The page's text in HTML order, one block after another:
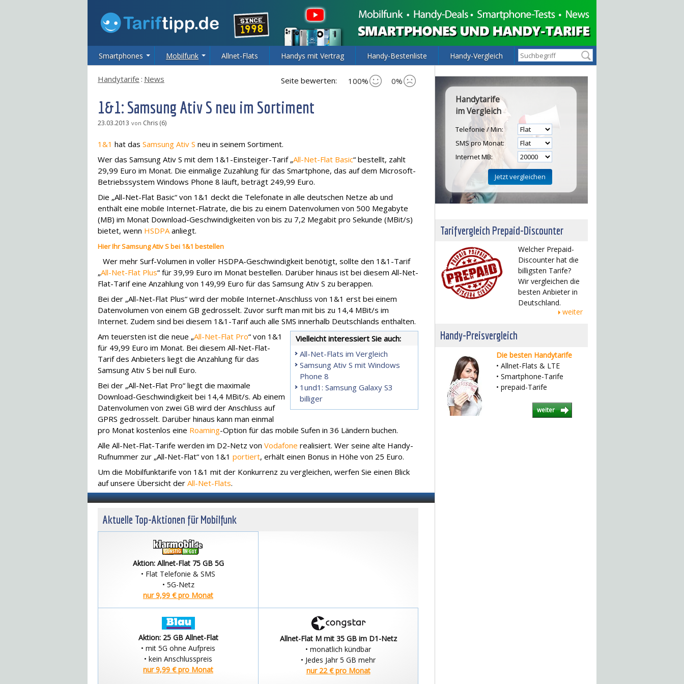
Smartphones Mobilfunk Allnet-Flats Handys mit Vertrag Handy-Bestenliste Handy-Vergleich
Seite bewerten: 100% 0%
Handytarife : News
1&1: Samsung Ativ S neu im Sortiment
23.03.2013 von Chris (6)
1&1 hat das Samsung Ativ S neu in seinem Sortiment.
Wer das Samsung Ativ S mit dem 1&1-Einsteiger-Tarif „All-Net-Flat Basic“ bestellt, zahlt
29,99 Euro im Monat. Die einmalige Zuzahlung für das Smartphone, das auf dem Microsoft-
Betriebssystem Windows Phone 8 läuft, beträgt 249,99 Euro.
Die „All-Net-Flat Basic“ von 1&1 deckt die Telefonate in alle deutschen Netze ab und
enthält eine mobile Internet-Flatrate, die bis zu einem Datenvolumen von 500 Megabyte
(MB) im Monat Download-Geschwindigkeiten von bis zu 7,2 Megabit pro Sekunde (MBit/s)
bietet, wenn HSDPAanliegt.
Hier Ihr Samsung Ativ S bei 1&1 bestellen
Wer mehr Surf-Volumen in voller HSDPA-Geschwindigkeit benötigt, sollte den 1&1-Tarif
„All-Net-Flat Plus“ für 39,99 Euro im Monat bestellen. Darüber hinaus ist bei diesem All-Net-
Flat-Tarif eine Anzahlung von 149,99 Euro für das Samsung Ativ S zu berappen.
Bei der „All-Net-Flat Plus“ wird der mobile Internet-Anschluss von 1&1 erst bei einem
Datenvolumen von einem GB gedrosselt. Zuvor surft man mit bis zu 14,4 MBit/s im
Internet. Zudem sind bei diesem 1&1-Tarif auch alle SMS innerhalb Deutschlands enthalten.
Vielleicht interessiert Sie auch:
All-Net-Flats im Vergleich
Samsung Ativ S mit Windows
Phone 8
1und1: Samsung Galaxy S3
billiger
Am teuersten ist die neue „All-Net-Flat Pro“ von 1&1
für 49,99 Euro im Monat. Bei diesem All-Net-Flat-
Tarif des Anbieters liegt die Anzahlung für das
Samsung Ativ S bei null Euro.
Bei der „All-Net-Flat Pro“ liegt die maximale
Download-Geschwindigkeit bei 14,4 MBit/s. Ab einem
Datenvolumen von zwei GB wird der Anschluss auf
GPRS gedrosselt. Darüber hinaus kann man einmal
pro Monat kostenlos eine Roaming-Option für das mobile Sufen in 36 Ländern buchen.
Alle All-Net-Flat-Tarife werden im D2-Netz von Vodafone realisiert. Wer seine alte Handy-
Rufnummer zur „All-Net-Flat“ von 1&1 portiert, erhält einen Bonus in Höhe von 25 Euro.
Um die Mobilfunktarife von 1&1 mit der Konkurrenz zu vergleichen, werfen Sie einen Blick
auf unsere Übersicht der All-Net-Flats.
Aktuelle Top-Aktionen für Mobilfunk
Aktion: Allnet-Flat 75 GB 5G
• Flat Telefonie & SMS
• 5G-Netz
nur 9,99 € pro Monat
Aktion: 25 GB Allnet-Flat
• mit 5G ohne Aufpreis
• kein Anschlusspreis
nur 9,99 € pro Monat
Allnet-Flat M mit 35 GB im D1-Netz
• monatlich kündbar
• Jedes Jahr 5 GB mehr
nur 22 € pro Monat
Handytarife
im Vergleich
Telefonie / Min:
SMS pro Monat:
Internet MB:
Tarifvergleich Prepaid-Discounter
Welcher Prepaid-
Discounter hat die
billigsten Tarife?
Wir vergleichen die
besten Anbieter in
Deutschland.
weiter
Handy-Preisvergleich
Die besten Handytarife
• Allnet-Flats & LTE
• Smartphone-Tarife
• prepaid-Tarife
weiter